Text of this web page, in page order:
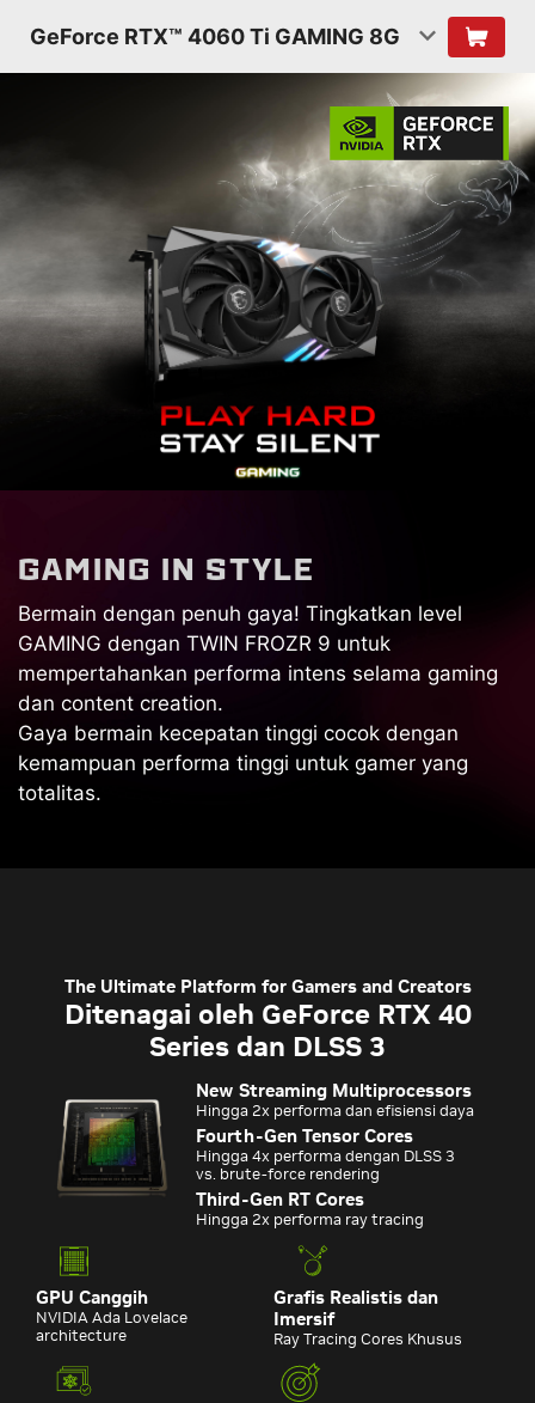
GeForce RTX™ 4060 Ti GAMING 8G
GAMING IN STYLE
Bermain dengan penuh gaya! Tingkatkan level
GAMING dengan TWIN FROZR 9 untuk
mempertahankan performa intens selama gaming
dan content creation.
Gaya bermain kecepatan tinggi cocok dengan
kemampuan performa tinggi untuk gamer yang
totalitas.
The Ultimate Platform for Gamers and Creators
Ditenagai oleh GeForce RTX 40
Series dan DLSS 3
New Streaming Multiprocessors
Hingga 2x performa dan efisiensi daya
Fourth-Gen Tensor Cores
Hingga 4x performa dengan DLSS 3
vs. brute-force rendering
Third-Gen RT Cores
Hingga 2x performa ray tracing
GPU Canggih
NVIDIA Ada Lovelace
architecture
Grafis Realistis dan
Imersif
Ray Tracing Cores Khusus